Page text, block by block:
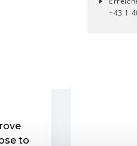
+43 1